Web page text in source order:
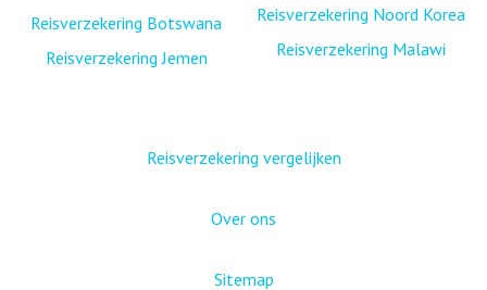
Reisverzekering Botswana
Reisverzekering Jemen
Reisverzekering Noord Korea
Reisverzekering Malawi
Reisverzekering vergelijken
Over ons
Sitemap